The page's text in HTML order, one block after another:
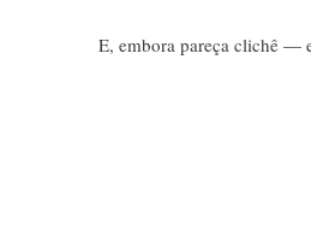
E, embora pareça clichê —